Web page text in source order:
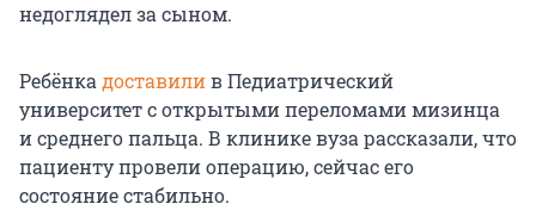
недоглядел за сыном.
Ребёнка доставилив Педиатрический
университет с открытыми переломами мизинца
и среднего пальца. В клинике вуза рассказали, что
пациенту провели операцию, сейчас его
состояние стабильно.